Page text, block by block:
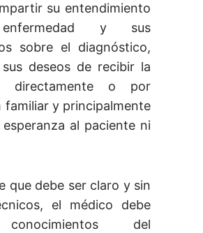
su entendimiento
y sus
sobre el diagnóstico,
deseos de recibir la
directamente o por
familiar y principalmente
al paciente ni
que debe ser claro y sin
el médico debe
del